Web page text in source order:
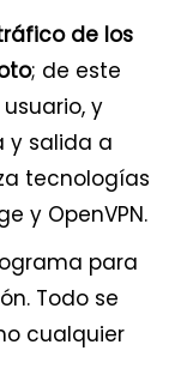
de los
; de este
y
y salida a
tecnologías
y OpenVPN.
para
Todo se
cualquier